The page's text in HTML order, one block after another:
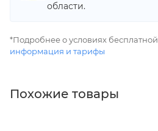
области.
*Подробнее о условиях бесплатной
информация и тарифы
Похожие товары